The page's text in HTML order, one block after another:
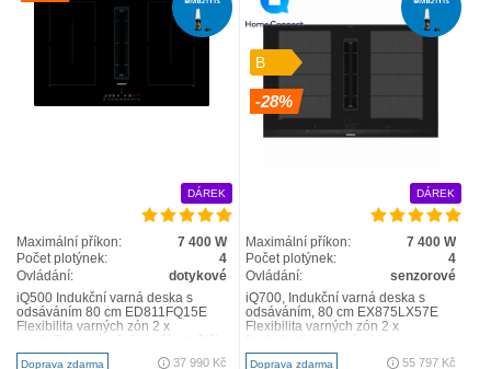
DÁREK
Maximální příkon:
7 400 W
Počet plotýnek:
4
Ovládání:
dotykové
iQ500 Indukční varná deska s
odsáváním 80 cm ED811FQ15E
Flexibilita varných zón 2 x
nádobí spojením dvou klasic..
Doprava zdarma 37 990 Kč
B
-28%
DÁREK
Maximální příkon:
7 400 W
Počet plotýnek:
4
Ovládání:
senzorové
iQ700, Indukční varná deska s
odsáváním, 80 cm EX875LX57E
Flexibilita varných zón 2 x
používejte nádobí jakéhokoli tv..
Doprava zdarma 55 797 Kč